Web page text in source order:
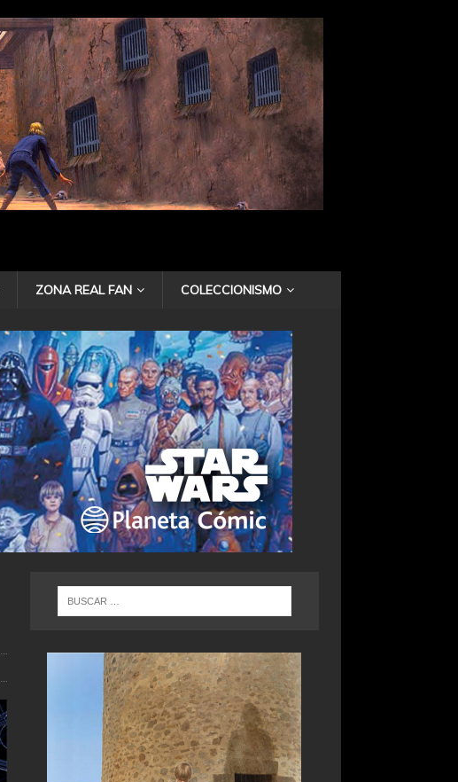
ZONA REAL FAN COLECCIONISMO